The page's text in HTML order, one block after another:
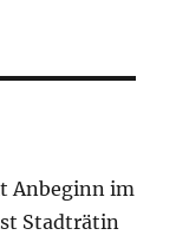
Anbeginn im
Stadträtin